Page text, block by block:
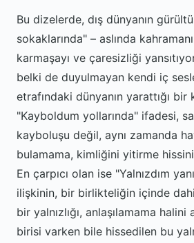
Bu dizelerde, dış dünyanın
sokaklarında" – aslında
karmaşayı ve çaresizliği
belki de duyulmayan kendi iç
etrafındaki dünyanın yarattığı bir
"Kayboldum yollarında" ifadesi,
kayboluşu değil, aynı zamanda
bulamama, kimliğini yitirme hissini
En çarpıcı olan ise "Yalnızdım
ilişkinin, bir birlikteliğin içinde
bir yalnızlığı, anlaşılamama halini
birisi varken bile hissedilen bu